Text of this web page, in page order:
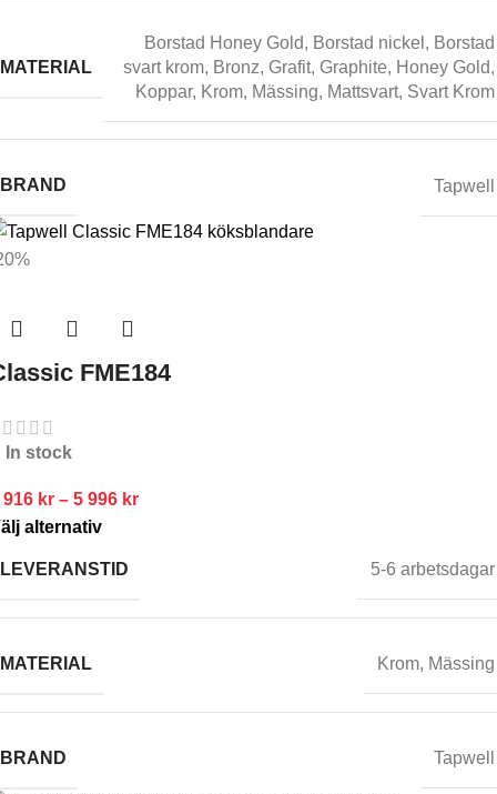
MATERIAL
Borstad Honey Gold, Borstad nickel , Borstad
svart krom, Bronz, Grafit, Graphite, Honey Gold,
Koppar, Krom, Mässing, Mattsvart, Svart Krom
BRAND Tapwell
FME184
In stock
916 kr – 5 996 kr
alternativ
LEVERANSTID 5-6 arbetsdagar
MATERIAL Krom, Mässing
BRAND Tapwell